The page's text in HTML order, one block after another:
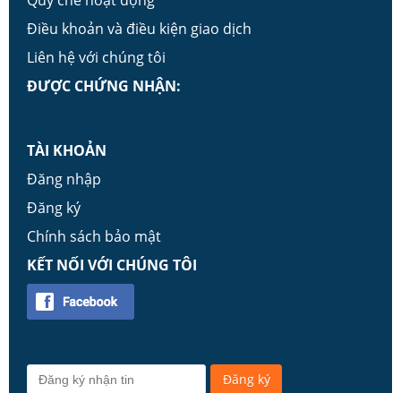
Điều khoản và điều kiện giao dịch
Liên hệ với chúng tôi
ĐƯỢC CHỨNG NHẬN:
TÀI KHOẢN
Đăng nhập
Đăng ký
Chính sách bảo mật
KẾT NỐI VỚI CHÚNG TÔI